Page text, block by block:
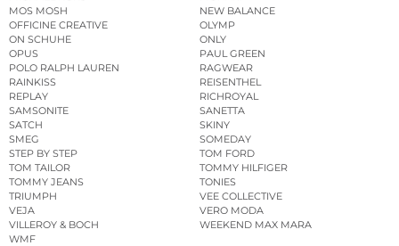
MOS MOSH
NEW BALANCE
OFFICINE CREATIVE
OLYMP
ON SCHUHE
ONLY
OPUS
PAUL GREEN
POLO RALPH LAUREN
RAGWEAR
RAINKISS
REISENTHEL
REPLAY
RICHROYAL
SAMSONITE
SANETTA
SATCH
SKINY
SMEG
SOMEDAY
STEP BY STEP
TOM FORD
TOM TAILOR
TOMMY HILFIGER
TOMMY JEANS
TONIES
TRIUMPH
VEE COLLECTIVE
VEJA
VERO MODA
VILLEROY & BOCH
WEEKEND MAX MARA
WMF